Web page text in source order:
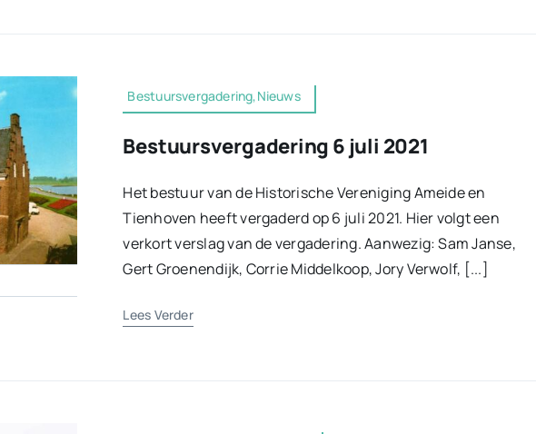
Bestuursvergadering,Nieuws
Bestuursvergadering 6 juli 2021
Het bestuur van de Historische Vereniging Ameide en
Tienhoven heeft vergaderd op 6 juli 2021. Hier volgt een
verkort verslag van de vergadering. Aanwezig: Sam Janse,
Gert Groenendijk, Corrie Middelkoop, Jory Verwolf, [...]
Lees Verder